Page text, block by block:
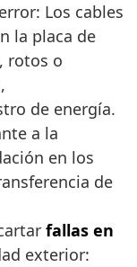
Los cables
la placa de
rotos o
de energía.
a la
en los
de
fallas en
exterior: